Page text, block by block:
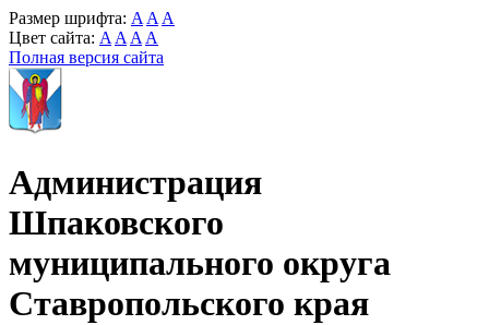
Размер шрифта: A A A
Цвет сайта: A A A A
Полная версия сайта
Администрация
Шпаковского
муниципального округа
Ставропольского края